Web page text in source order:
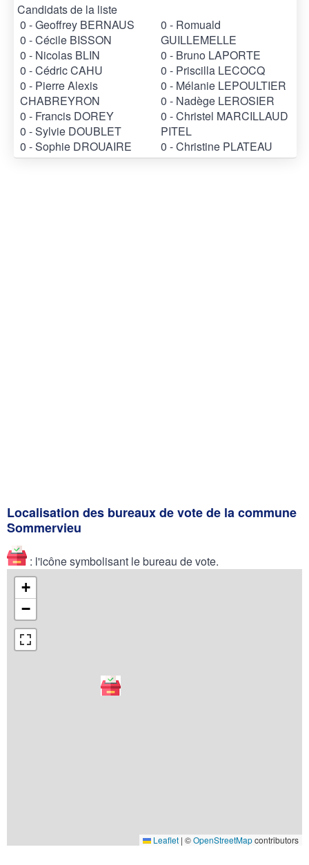
Candidats de la liste
0 - Geoffrey BERNAUS
0 - Cécile BISSON
0 - Nicolas BLIN
0 - Cédric CAHU
0 - Pierre Alexis
CHABREYRON
0 - Francis DOREY
0 - Sylvie DOUBLET
0 - Sophie DROUAIRE
0 - Romuald
GUILLEMELLE
0 - Bruno LAPORTE
0 - Priscilla LECOCQ
0 - Mélanie LEPOULTIER
0 - Nadège LEROSIER
0 - Christel MARCILLAUD
PITEL
0 - Christine PLATEAU
Localisation des bureaux de vote de la commune
Sommervieu
: l'icône symbolisant le bureau de vote.
+
−
Leaflet | ©OpenStreetMapcontributors